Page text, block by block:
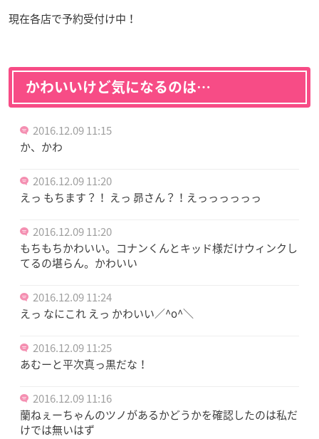
現在各店で予約受付け中！
かわいいけど気になるのは…
2016.12.09 11:15
か、かわ
2016.12.09 11:20
えっ もちます？！ えっ 昴さん？！えっっっっっっ
2016.12.09 11:20
もちもちかわいい。コナンくんとキッド様だけウィンクし
てるの堪らん。かわいい
2016.12.09 11:24
えっ なにこれ えっ かわいい／^o^＼
2016.12.09 11:25
あむーと平次真っ黒だな！
2016.12.09 11:16
蘭ねぇーちゃんのツノがあるかどうかを確認したのは私だ
けでは無いはず